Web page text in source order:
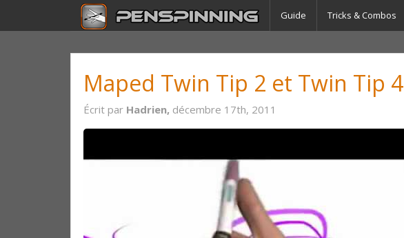
Guide Tricks & Combos
Maped Twin Tip 2 et Twin Tip 4
Écrit par Hadrien, décembre 17th, 2011